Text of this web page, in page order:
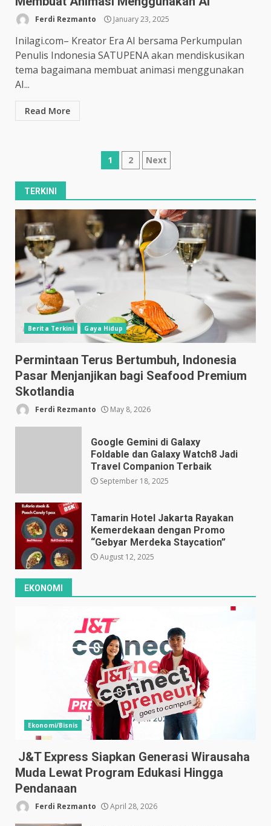
Ferdi Rezmanto January 23, 2025
Inilagi.com– Kreator Era AI bersama Perkumpulan
Penulis Indonesia SATUPENA akan mendiskusikan
tema bagaimana membuat animasi menggunakan
AI...
Read More
Posts
1 2 Next
TERKINI
Berita Terkini Gaya Hidup
Permintaan Terus Bertumbuh, Indonesia
Pasar Menjanjikan bagi Seafood Premium
Skotlandia
Ferdi Rezmanto May 8, 2026
Google Gemini di Galaxy
Foldable dan Galaxy Watch8 Jadi
Travel Companion Terbaik
September 18, 2025
Tamarin Hotel Jakarta Rayakan
Kemerdekaan dengan Promo
“Gebyar Merdeka Staycation”
August 12, 2025
EKONOMI
Ekonomi/Bisnis
J&T Express Siapkan Generasi Wirausaha
Muda Lewat Program Edukasi Hingga
Pendanaan
Ferdi Rezmanto April 28, 2026